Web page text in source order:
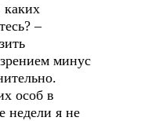
каких
–
минус
особ в
недели я не